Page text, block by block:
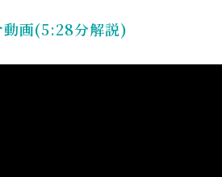
動画(5:28分解説)